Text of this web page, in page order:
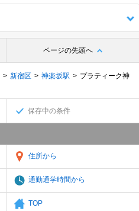
ページの先頭へ
新宿区 神楽坂駅
プラティーク神
保存中の条件
住所から
通勤通学時間から
TOP